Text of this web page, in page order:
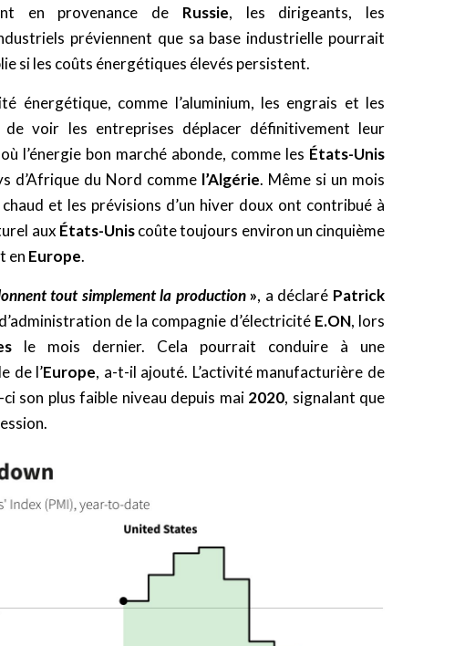
en provenance de Russie, les dirigeants, les
préviennent que sa base industrielle pourrait
si les coûts énergétiques élevés persistent.
énergétique, comme l’aluminium, les engrais et les
de voir les entreprises déplacer définitivement leur
l’énergie bon marché abonde, comme les États-Unis
d’Afrique du Nord comme l’Algérie. Même si un mois
et les prévisions d’un hiver doux ont contribué à
aux États-Uniscoûte toujours environ un cinquième
en Europe.
tout simplement la production», a déclaré Patrick
de la compagnie d’électricité E.ON, lors
le mois dernier. Cela pourrait conduire à une
de l’Europe, a-t-il ajouté. L’activité manufacturière de
son plus faible niveau depuis mai 2020, signalant que